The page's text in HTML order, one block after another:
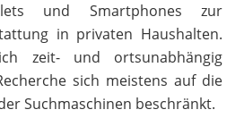
und Smartphones zur
in privaten Haushalten.
zeit- und ortsunabhängig
sich meistens auf die
Suchmaschinen beschränkt.